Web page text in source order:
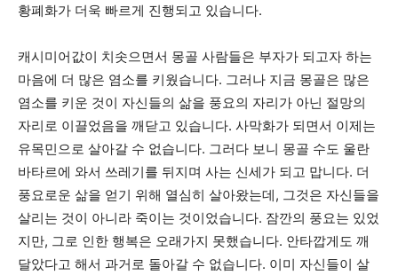
황폐화가 더욱 빠르게 진행되고 있습니다.
캐시미어값이 치솟으면서 몽골 사람들은 부자가 되고자 하는
마음에 더 많은 염소를 키웠습니다. 그러나 지금 몽골은 많은
염소를 키운 것이 자신들의 삶을 풍요의 자리가 아닌 절망의
자리로 이끌었음을 깨닫고 있습니다. 사막화가 되면서 이제는
유목민으로 살아갈 수 없습니다. 그러다 보니 몽골 수도 울란
바타르에 와서 쓰레기를 뒤지며 사는 신세가 되고 맙니다. 더
풍요로운 삶을 얻기 위해 열심히 살아왔는데, 그것은 자신들을
살리는 것이 아니라 죽이는 것이었습니다. 잠깐의 풍요는 있었
지만, 그로 인한 행복은 오래가지 못했습니다. 안타깝게도 깨
달았다고 해서 과거로 돌아갈 수 없습니다. 이미 자신들이 살